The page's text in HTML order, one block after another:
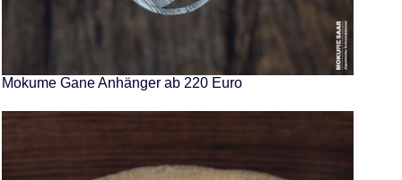
Mokume Gane Anhänger ab 220 Euro